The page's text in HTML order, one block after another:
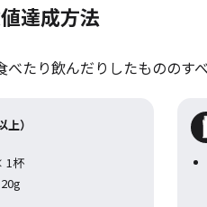
達成方法
べたり飲んだりしたもののす
）
1杯